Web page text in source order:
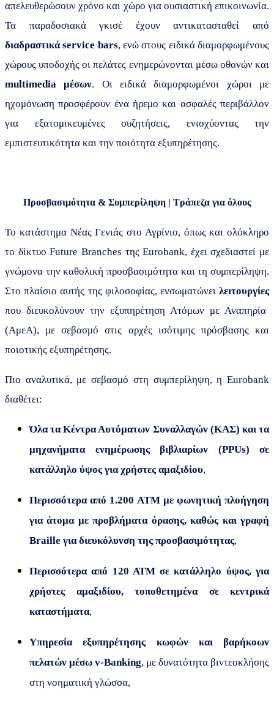
απελευθερώσουν χρόνο και χώρο για ουσιαστική επικοινωνία.
Τα παραδοσιακά γκισέ έχουν αντικατασταθεί από
διαδραστικά service bars, ενώ στους ειδικά διαμορφωμένους
χώρους υποδοχής οι πελάτες ενημερώνονται μέσω οθονών και
multimedia μέσων. Οι ειδικά διαμορφωμένοι χώροι με
ηχομόνωση προσφέρουν ένα ήρεμο και ασφαλές περιβάλλον
για εξατομικευμένες συζητήσεις, ενισχύοντας την
εμπιστευτικότητα και την ποιότητα εξυπηρέτησης.
Προσβασιμότητα & Συμπερίληψη | Τράπεζα για όλους
Το κατάστημα Νέας Γενιάς στο Αγρίνιο, όπως και ολόκληρο
το δίκτυοFuture Branches τηςEurobank, έχει σχεδιαστεί με
γνώμονα την καθολική προσβασιμότητα και τη συμπερίληψη.
Στο πλαίσιο αυτής της φιλοσοφίας, ενσωματώνει λειτουργίες
που διευκολύνουν την εξυπηρέτηση Ατόμων με Αναπηρία
(ΑμεΑ), με σεβασμό στις αρχές ισότιμης πρόσβασης και
ποιοτικής εξυπηρέτησης.
Πιο αναλυτικά, με σεβασμό στη συμπερίληψη, η Eurobank
διαθέτει:
Όλα τα Κέντρα Αυτόματων Συναλλαγών (ΚΑΣ) και τα
μηχανήματα ενημέρωσης βιβλιαρίων (PPUs) σε
κατάλληλο ύψος για χρήστες αμαξιδίου,
Περισσότερα από 1.200 ATM με φωνητική πλοήγηση
για άτομα με προβλήματα όρασης, καθώς και γραφή
Braille για διευκόλυνση της προσβασιμότητας,
Περισσότερα από 120 ΑΤΜ σε κατάλληλο ύψος, για
χρήστες αμαξιδίου, τοποθετημένα σε κεντρικά
καταστήματα,
Υπηρεσία εξυπηρέτησης κωφών και βαρήκοων
πελατών μέσω v-Banking, με δυνατότητα βιντεοκλήσης
στη νοηματική γλώσσα,